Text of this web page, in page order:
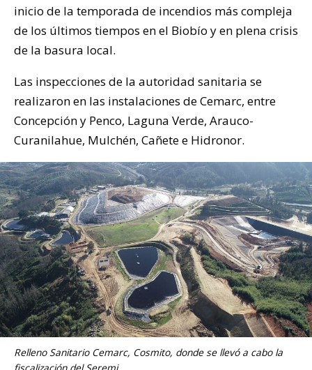
inicio de la temporada de incendios más compleja
de los últimos tiempos en el Biobío y en plena crisis
de la basura local.
Las inspecciones de la autoridad sanitaria se
realizaron en las instalaciones de Cemarc, entre
Concepción y Penco, Laguna Verde, Arauco-
Curanilahue, Mulchén, Cañete e Hidronor.
Relleno Sanitario Cemarc, Cosmito, donde se llevó a cabo la